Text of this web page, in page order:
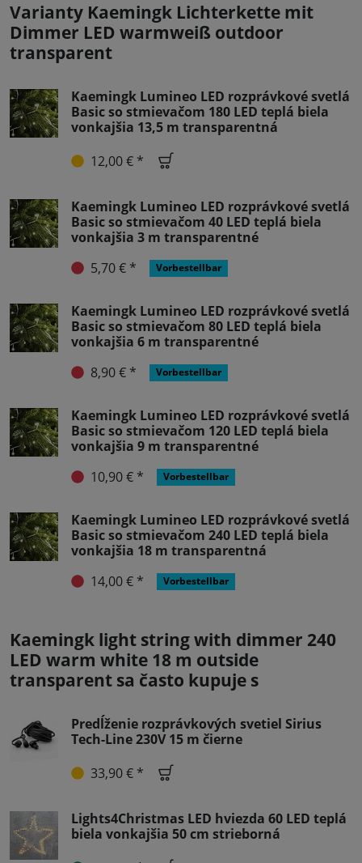
Varianty Kaemingk Lichterkette mit
Dimmer LED warmweiß outdoor
transparent
Kaemingk Lumineo LED rozprávkové svetlá
Basic so stmievačom 180 LED teplá biela
vonkajšia 13,5 m transparentná
12,00 € *
Kaemingk Lumineo LED rozprávkové svetlá
Basic so stmievačom 40 LED teplá biela
vonkajšia 3 m transparentné
5,70 € *
Vorbestellbar
Kaemingk Lumineo LED rozprávkové svetlá
Basic so stmievačom 80 LED teplá biela
vonkajšia 6 m transparentné
8,90 € *
Vorbestellbar
Kaemingk Lumineo LED rozprávkové svetlá
Basic so stmievačom 120 LED teplá biela
vonkajšia 9 m transparentné
10,90 € *
Vorbestellbar
Kaemingk Lumineo LED rozprávkové svetlá
Basic so stmievačom 240 LED teplá biela
vonkajšia 18 m transparentná
14,00 € *
Vorbestellbar
Kaemingk light string with dimmer 240
LED warm white 18 m outside
transparent sa často kupuje s
Predĺženie rozprávkových svetiel Sirius
Tech-Line 230V 15 m čierne
33,90 € *
Lights4Christmas LED hviezda 60 LED teplá
biela vonkajšia 50 cm strieborná